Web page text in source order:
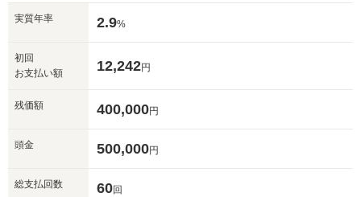
実質年率 2.9%
初回
お支払い額
12,242円
残価額 400,000円
頭金 500,000円
総支払回数 60回